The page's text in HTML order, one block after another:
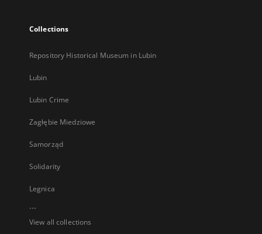
Collections
Repository Historical Museum in Lubin
Lubin
Lubin Crime
Zagłębie Miedziowe
Samorząd
Solidarity
Legnica
...
View all collections